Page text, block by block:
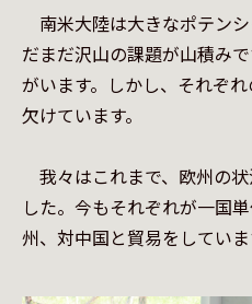
南米大陸は大きなポテン
だまだ沢山の課題が山積み
がいます。しかし、それぞ
欠けています。
我々はこれまで、欧州の
した。今もそれぞれが一国
州、対中国と貿易をしていま